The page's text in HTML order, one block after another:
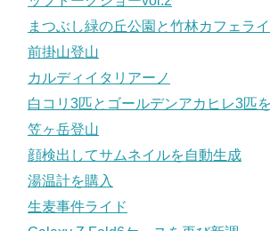
まつぶし緑の丘公園と竹林カフェラ
前掛山登山
カルディイタリアーノ
白コリ3匹とゴールデンアカヒレ3匹
笠ヶ岳登山
顔検出してサムネイルを自動生成
湯温計を購入
生麦事件ライド